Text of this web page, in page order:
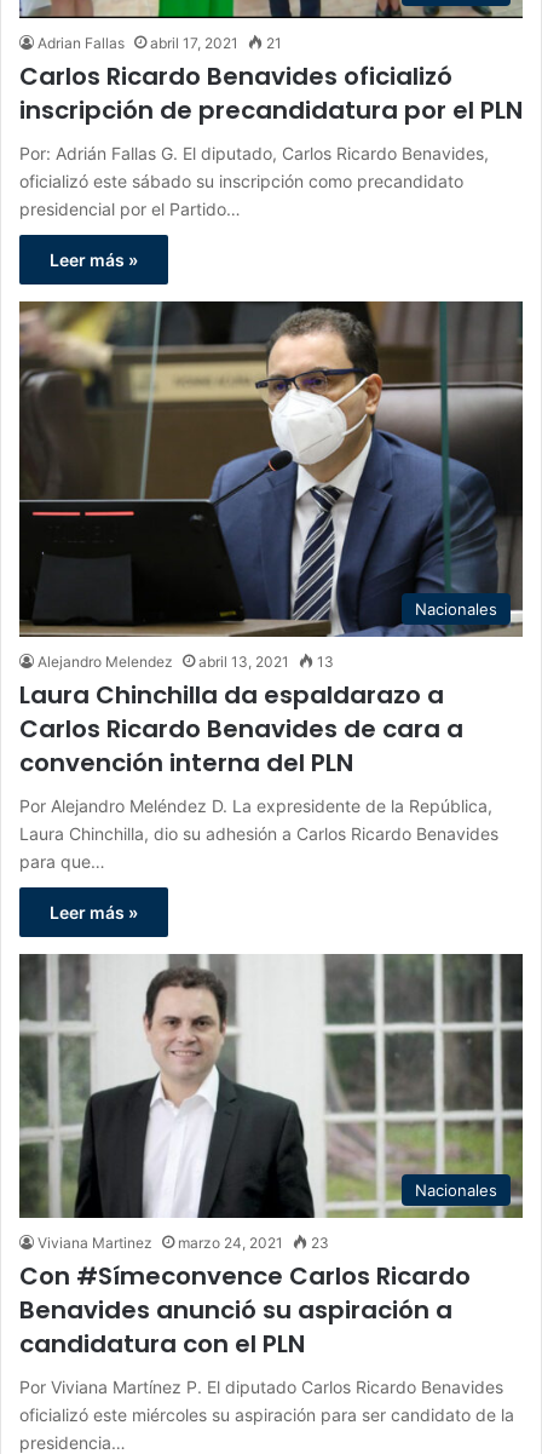
Adrian Fallas abril 17, 2021 21
Carlos Ricardo Benavides oficializó
inscripción de precandidatura por el PLN
Por: Adrián Fallas G. El diputado, Carlos Ricardo Benavides,
oficializó este sábado su inscripción como precandidato
presidencial por el Partido…
Leer más »
Nacionales
Alejandro Melendez abril 13, 2021 13
Laura Chinchilla da espaldarazo a
Carlos Ricardo Benavides de cara a
convención interna del PLN
Por Alejandro Meléndez D. La expresidente de la República,
Laura Chinchilla, dio su adhesión a Carlos Ricardo Benavides
para que…
Leer más »
Nacionales
Viviana Martinez marzo 24, 2021 23
Con #Símeconvence Carlos Ricardo
Benavides anunció su aspiración a
candidatura con el PLN
Por Viviana Martínez P. El diputado Carlos Ricardo Benavides
oficializó este miércoles su aspiración para ser candidato de la
presidencia…